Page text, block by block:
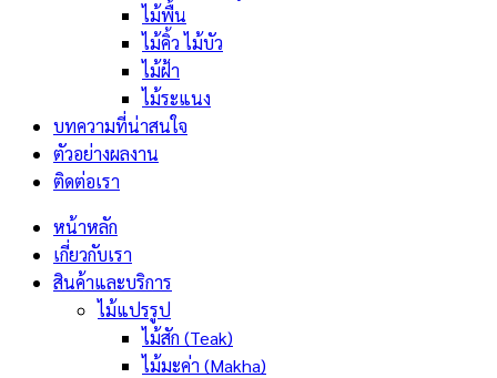
ไม้พื้น
ไม้คิ้ว ไม้บัว
ไม้ฝ้า
ไม้ระแนง
บทความที่น่าสนใจ
ตัวอย่างผลงาน
ติดต่อเรา
หน้าหลัก
เกี่ยวกับเรา
สินค้าและบริการ
ไม้แปรรูป
ไม้สัก (Teak)
ไม้มะค่า (Makha)